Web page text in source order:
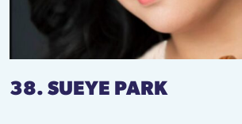
38. SUEYE PARK